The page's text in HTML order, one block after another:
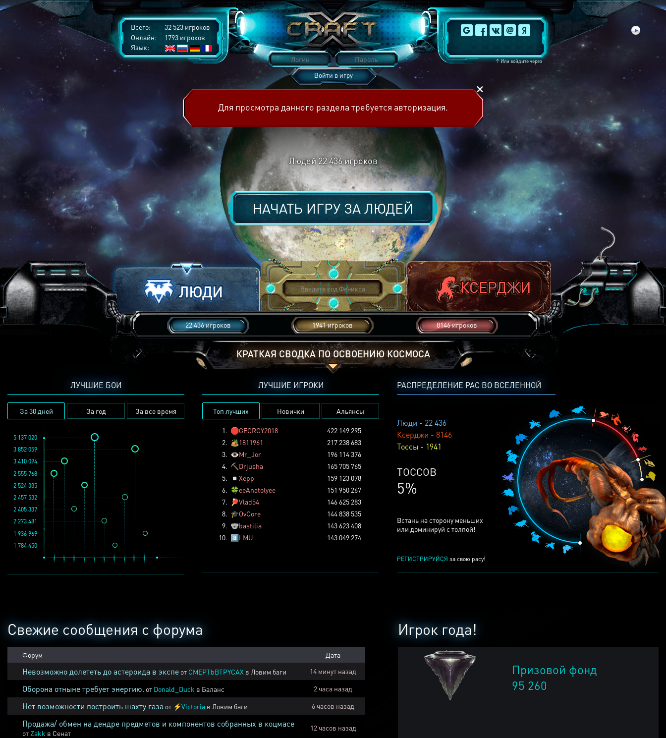
Всего:
32 523 игроков
Онлайн:
1793 игроков
Язык:
↑Или войдите через
Войти в игру
Для просмотра данного раздела требуется авторизация.
Людей22 436игроков
НАЧАТЬ ИГРУ ЗАЛЮДЕЙ
22 436 игроков 1941 игроков 8146 игроков
КРАТКАЯ СВОДКА ПО ОСВОЕНИЮ КОСМОСА
РАСПРЕДЕЛЕНИЕ РАС ВО ВСЕЛЕННОЙ
Люди - 22 436
Ксерджи - 8146
Тоссы - 1941
ТОССОВ
5%
Встань на сторону меньших
или доминируй с толпой!
РЕГИСТРИРУЙСЯ за свою расу!
ЛУЧШИЕ БОИ
За 30 дней За год За все время
1 936 969
3 852 059
2 457 532
1 784 450
2 273 481
5 137 020
2 524 335
2 405 337
3 410 094
2 555 768
ЛУЧШИЕ ИГРОКИ
Топ лучших Новички Альянсы
1. 🛑GEORGY2018
422 149 295
2. 🏕️1811961
217 238 683
3. 👁️Mr_Jor
196 114 376
4. ⛏️ Drjusha
165 705 765
5.
◽ Xepp
159 123 078
6. 🍀eeAnatolyee
151 950 267
7.
🏓Vlad54
146 625 283
8. 🎓OvCore
144 838 535
9. 🐨bastilia
143 623 408
10. 8️⃣LMU 143 049 274
Игрок года!
Призовой фонд
95 260
Свежие сообщения с форума
Форум Дата
Невозможно долететь до астероида в экспе от CMEPTbBTPYCAX в Ловим баги 14 минут назад
Оборона отныне требует энергию. от Donald_Duck в Баланс 2 часа назад
Нет возможности построить шахту газа от ⚡Victoria в Ловим баги 6 часов назад
Продажа/ обмен на дендре предметов и компонентов собранных в коцмасе
от Zakk в Сенат
12 часов назад